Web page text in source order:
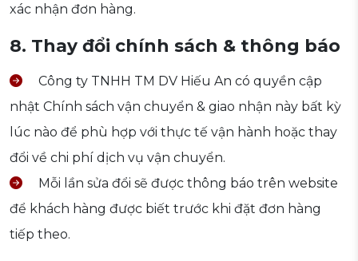
xác nhận đơn hàng.
8. Thay đổi chính sách & thông báo
Công ty TNHH TM DV Hiếu An có quyền cập
nhật Chính sách vận chuyển & giao nhận này bất kỳ
lúc nào để phù hợp với thực tế vận hành hoặc thay
đổi về chi phí dịch vụ vận chuyển.
Mỗi lần sửa đổi sẽ được thông báo trên website
để khách hàng được biết trước khi đặt đơn hàng
tiếp theo.